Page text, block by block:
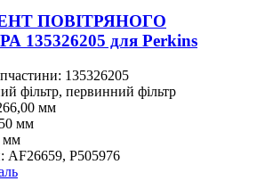
ПОВІТРЯНОГО
135326205 для Perkins
135326205
фільтр, первинний фільтр
мм
мм
мм
AF26659, P505976